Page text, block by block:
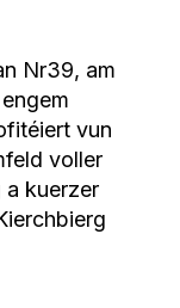
Nr39, am
vun
voller
kuerzer